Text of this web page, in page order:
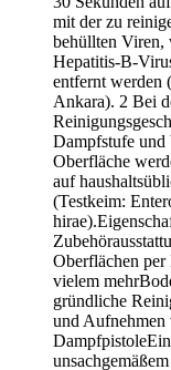
mit der zu
behüllten Viren,
Hepatitis-B-
entfernt werden
Ankara). 2 Bei
Dampfstufe und
Oberfläche
auf
(Testkeim:
Oberflächen per
vielem
gründliche
und Aufnehmen